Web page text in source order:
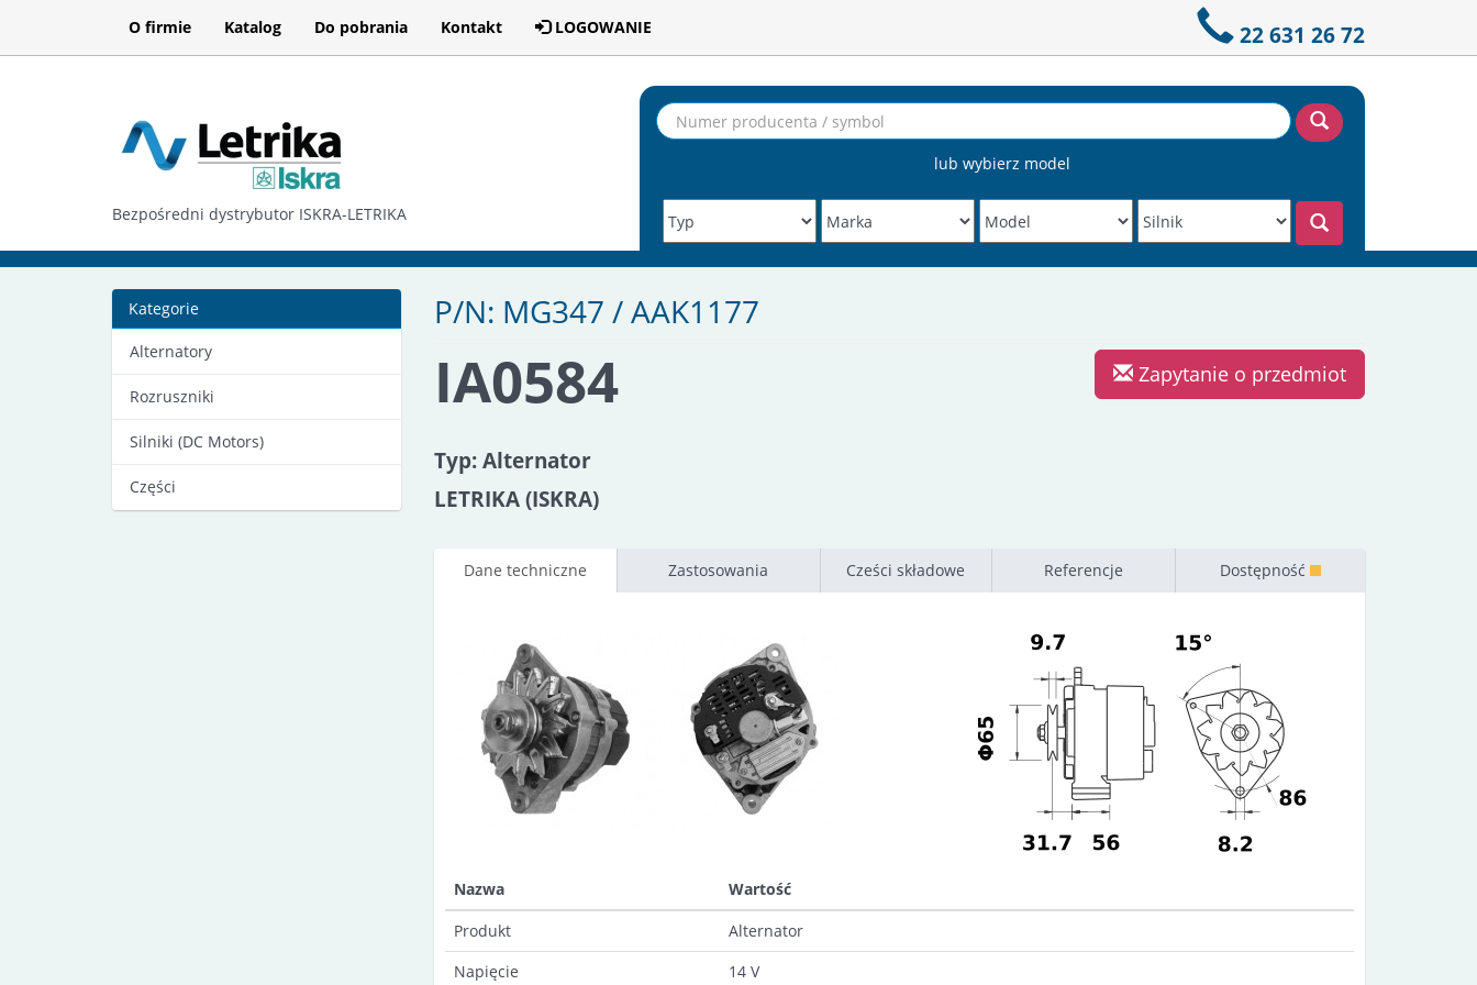
O firmie Katalog Do pobrania Kontakt LOGOWANIE 22 631 26 72
Bezpośredni dystrybutor ISKRA-LETRIKA
lub wybierz model
Kategorie
Alternatory
Rozruszniki
Silniki (DC Motors)
Części
P/N: MG347 / AAK1177
Zapytanie o przedmiot
IA0584
Typ: Alternator
LETRIKA (ISKRA)
Dane techniczne Zastosowania Cześci składowe Referencje Dostępność
Nazwa
Wartość
Produkt
Alternator
Napięcie
14 V